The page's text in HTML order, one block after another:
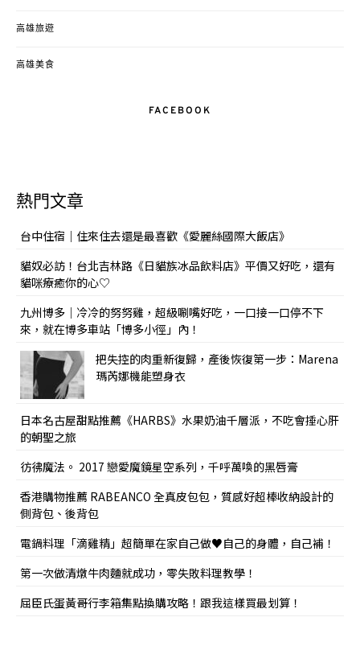
高雄旅遊
高雄美食
FACEBOOK
熱門文章
台中住宿｜住來住去還是最喜歡《愛麗絲國際大飯店》
貓奴必訪！台北吉林路《日貓族冰品飲料店》平價又好吃，還有
貓咪療癒你的心♡
九州博多｜冷冷的努努雞，超級唰嘴好吃，一口接一口停不下
來，就在博多車站「博多小徑」內！
把失控的肉重新復歸，產後恢復第一步：Marena
瑪芮娜機能塑身衣
日本名古屋甜點推薦《HARBS》水果奶油千層派，不吃會捶心肝
的朝聖之旅
彷彿魔法。 2017 戀愛魔鏡星空系列，千呼萬喚的黑唇膏
香港購物推薦 RABEANCO 全真皮包包，質感好超棒收納設計的
側背包、後背包
電鍋料理「滴雞精」超簡單在家自己做♥自己的身體，自己補！
第一次做清燉牛肉麵就成功，零失敗料理教學！
屈臣氏蛋黃哥行李箱集點換購攻略！跟我這樣買最划算！